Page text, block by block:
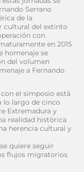
Serrano
de la
cultural del extinto
con
en 2015
homenaje se
del volumen
a Fernando
el simposio está
lo largo de cinco
Extremadura y
realidad histórica
herencia cultural y
quiere seguir
flujos migratorios